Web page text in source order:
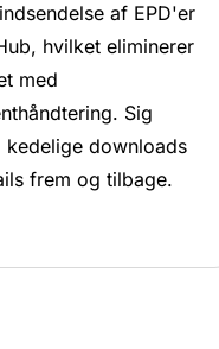
af EPD'er
hvilket eliminerer
med
Sig
kedelige downloads
frem og tilbage.